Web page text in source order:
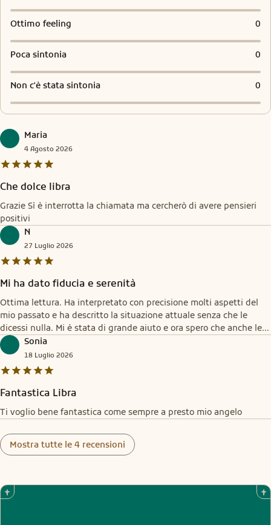
Ottimo feeling 0
Poca sintonia 0
Non c'è stata sintonia 0
Maria
4 Agosto 2026
Che dolce libra
Grazie Sì è interrotta la chiamata ma cercherò di avere pensieri
positivi
N
27 Luglio 2026
Mi ha dato fiducia e serenità
Ottima lettura. Ha interpretato con precisione molti aspetti del
mio passato e ha descritto la situazione attuale senza che le
dicessi nulla. Mi è stata di grande aiuto e ora spero che anche le
cose che mi ha predetto si avverino.
Sonia
18 Luglio 2026
Fantastica Libra
Ti voglio bene fantastica come sempre a presto mio angelo
Mostra tutte le 4 recensioni